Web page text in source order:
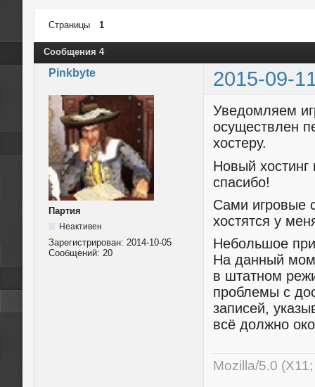
Страницы 1
Сообщения 4
Pinkbyte 2015-09-
Партия
Неактивен
Зарегистрирован: 2014-10-05
Сообщений: 20
Уведомляем
осуществлен
хостеру.
Новый
спасибо!
Сами игровые
хостятся у
Небольшое
На данный
в штатном
проблемы с
записей,
всё должно
Mozilla/5.0